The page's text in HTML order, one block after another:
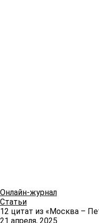
Онлайн-журнал
Статьи
12 цитат из «Москва –
21 апреля, 2025